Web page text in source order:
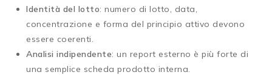
Identità del lotto: numero di lotto, data,
concentrazione e forma del principio attivo devono
essere coerenti.
Analisi indipendente: un report esterno è più forte di
una semplice scheda prodotto interna.